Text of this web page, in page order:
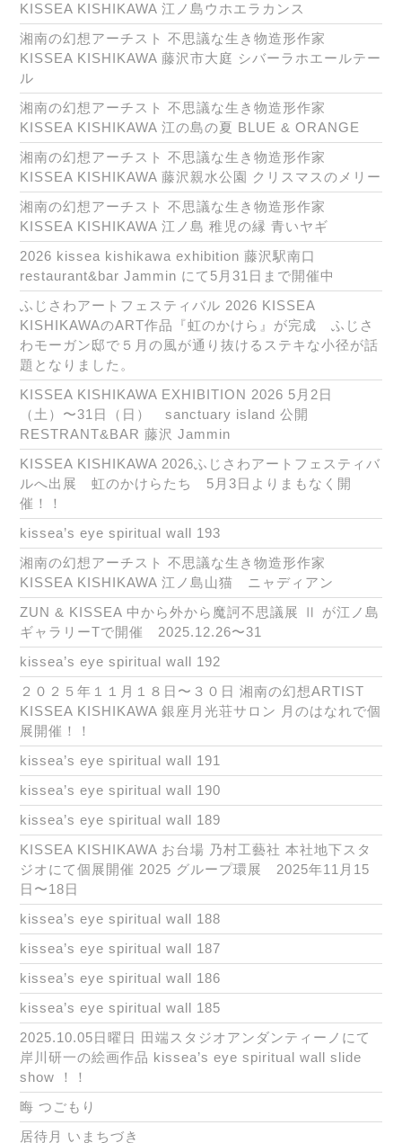
KISSEA KISHIKAWA 江ノ島ウホエラカンス
湘南の幻想アーチスト 不思議な生き物造形作家
KISSEA KISHIKAWA 藤沢市大庭 シバーラホエールテー
ル
湘南の幻想アーチスト 不思議な生き物造形作家
KISSEA KISHIKAWA 江の島の夏 BLUE & ORANGE
湘南の幻想アーチスト 不思議な生き物造形作家
KISSEA KISHIKAWA 藤沢親水公園 クリスマスのメリー
湘南の幻想アーチスト 不思議な生き物造形作家
KISSEA KISHIKAWA 江ノ島 稚児の縁 青いヤギ
2026 kissea kishikawa exhibition 藤沢駅南口
restaurant&bar Jammin にて5月31日まで開催中
ふじさわアートフェスティバル 2026 KISSEA
KISHIKAWAのART作品『虹のかけら』が完成 ふじさ
わモーガン邸で５月の風が通り抜けるステキな小径が話
題となりました。
KISSEA KISHIKAWA EXHIBITION 2026 5月2日
（土）〜31日（日） sanctuary island 公開
RESTRANT&BAR 藤沢 Jammin
KISSEA KISHIKAWA 2026ふじさわアートフェスティバ
ルへ出展 虹のかけらたち 5月3日よりまもなく開
催！！
kissea’s eye spiritual wall 193
湘南の幻想アーチスト 不思議な生き物造形作家
KISSEA KISHIKAWA 江ノ島山猫 ニャディアン
ZUN & KISSEA 中から外から魔訶不思議展 Ⅱ が江ノ島
ギャラリーTで開催 2025.12.26〜31
kissea’s eye spiritual wall 192
２０２５年１１月１８日〜３０日 湘南の幻想ARTIST
KISSEA KISHIKAWA 銀座月光荘サロン 月のはなれで個
展開催！！
kissea’s eye spiritual wall 191
kissea’s eye spiritual wall 190
kissea’s eye spiritual wall 189
KISSEA KISHIKAWA お台場 乃村工藝社 本社地下スタ
ジオにて個展開催 2025 グループ環展 2025年11月15
日〜18日
kissea’s eye spiritual wall 188
kissea’s eye spiritual wall 187
kissea’s eye spiritual wall 186
kissea’s eye spiritual wall 185
2025.10.05日曜日 田端スタジオアンダンティーノにて
岸川研一の絵画作品 kissea’s eye spiritual wall slide
show ！！
晦 つごもり
居待月 いまちづき